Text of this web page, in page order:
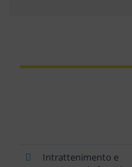
Intrattenimento e